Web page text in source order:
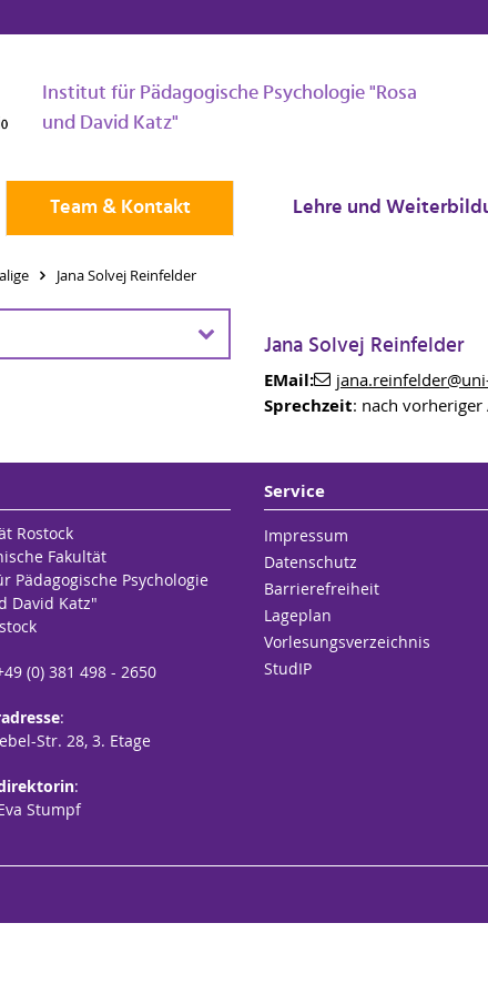
Institut für Pädagogische Psychologie "Rosa
und David Katz"
Team & Kontakt Lehre und
Jana Solvej Reinfelder
Jana Solvej Reinfelder
EMail: jana.reinfelder
Sprechzeit: nach
Rostock
Fakultät
Pädagogische Psychologie
David Katz"
(0) 381 498 - 2650
:
Str. 28, 3. Etage
:
Stumpf
Service
Impressum
Datenschutz
Barrierefreiheit
Lageplan
Vorlesungsverzeichnis
StudIP